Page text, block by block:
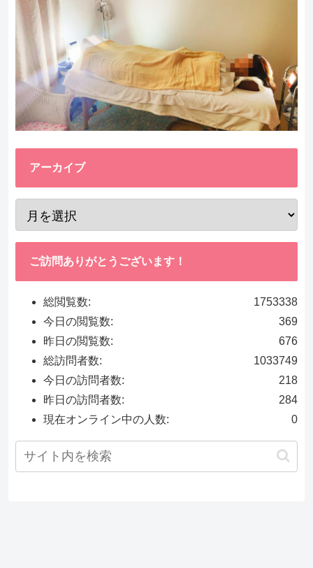
アーカイブ
ご訪問ありがとうございます！
1753338
総閲覧数:
369
今日の閲覧数:
676
昨日の閲覧数:
1033749
総訪問者数:
218
今日の訪問者数:
284
昨日の訪問者数:
0
現在オンライン中の人数: